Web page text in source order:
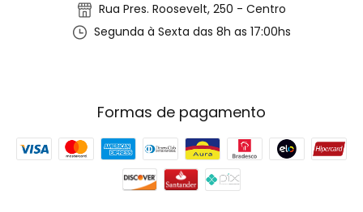
Rua Pres. Roosevelt, 250 - Centro
Segunda à Sexta das 8h as 17:00hs
Formas de pagamento